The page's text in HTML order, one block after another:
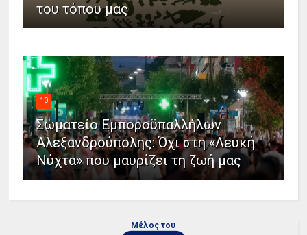
του τόπου μας
10
Σωματείο Εμποροϋπαλλήλων
Αλεξανδρούπολης: Όχι στη «Λευκή
Νύχτα» που μαυρίζει τη ζωή μας
Μέλος του